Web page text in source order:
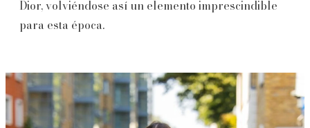
Dior, volviéndose así un elemento imprescindible
para esta época.